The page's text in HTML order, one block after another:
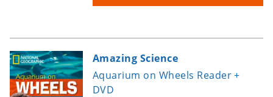
Amazing Science
Aquarium on Wheels Reader +
DVD